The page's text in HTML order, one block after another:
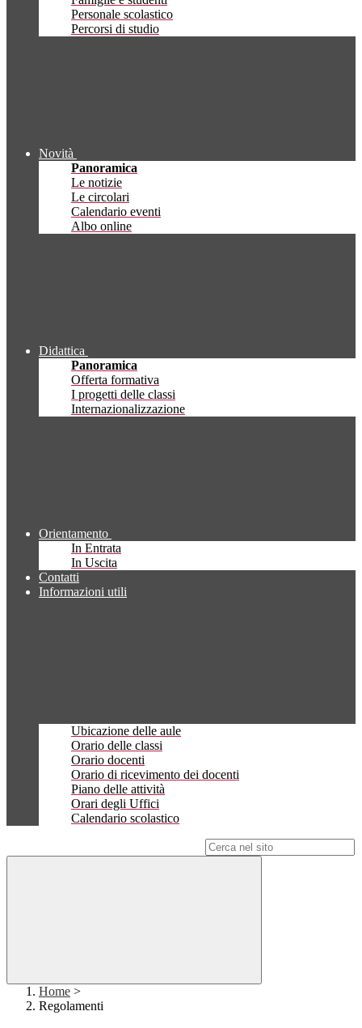
Personale scolastico
Percorsi di studio
Novità
Panoramica
Le notizie
Le circolari
Calendario eventi
Albo online
Didattica
Panoramica
Offerta formativa
I progetti delle classi
Internazionalizzazione
Orientamento
In Entrata
In Uscita
Contatti
Informazioni utili
Ubicazione delle aule
Orario delle classi
Orario docenti
Orario di ricevimento dei docenti
Piano delle attività
Orari degli Uffici
Calendario scolastico
Home >
Regolamenti